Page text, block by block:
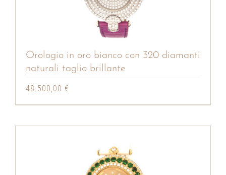
Orologio in oro bianco con 320 diamanti
naturali taglio brillante
48.500,00 €